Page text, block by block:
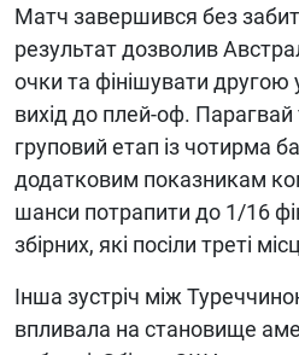
Матч завершився без
результат дозволив
очки та фінішувати другою
вихід до плей-оф.
груповий етап із чотирма
додатковим показникам
шанси потрапити до 1/16
збірних, які посіли треті
Інша зустріч між
впливала на становище